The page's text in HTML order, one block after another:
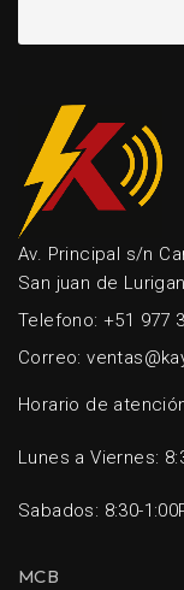
Av. Principal
San juan de
Telefono: +51 977
Correo:
Horario de
Lunes a Viernes:
Sabados: 8:30-
MCB